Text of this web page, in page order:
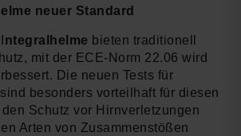
neuer Standard
ntegralhelme bieten traditionell
mit der ECE-Norm 22.06 wird
Die neuen Tests für
besonders vorteilhaft für diesen
Schutz vor Hirnverletzungen
Arten von Zusammenstößen